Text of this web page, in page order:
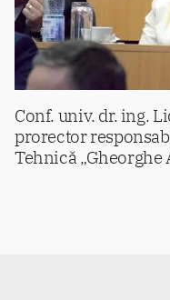
Conf. univ. dr. ing.
prorector
Tehnică „Gheorghe